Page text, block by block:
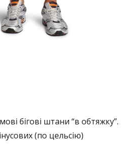
бігові штани “в обтяжку”.
(по цельсію)